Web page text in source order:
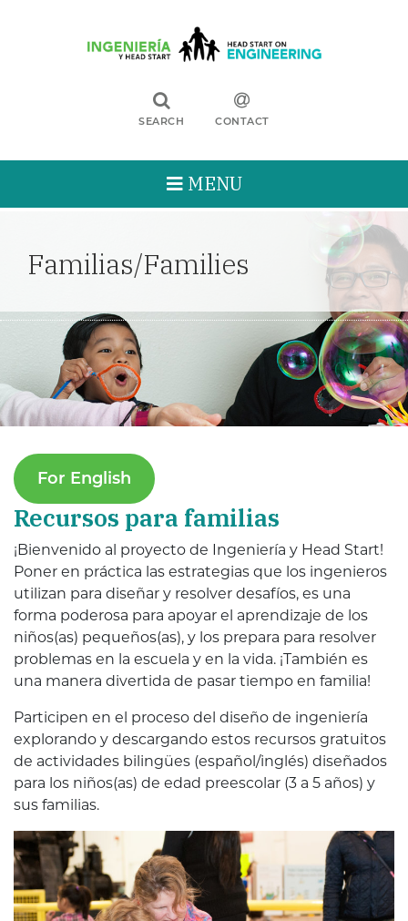
SEARCH CONTACT
MENU
Familias/Families
For English
Recursos para familias
¡Bienvenido al proyecto de Ingeniería y Head Start!
Poner en práctica las estrategias que los ingenieros
utilizan para diseñar y resolver desafíos, es una
forma poderosa para apoyar el aprendizaje de los
niños(as) pequeños(as), y los prepara para resolver
problemas en la escuela y en la vida. ¡También es
una manera divertida de pasar tiempo en familia!
Participen en el proceso del diseño de ingeniería
explorando y descargando estos recursos gratuitos
de actividades bilingües (español/inglés) diseñados
para los niños(as) de edad preescolar (3 a 5 años) y
sus familias.